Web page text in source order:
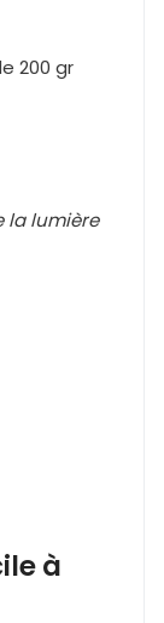
200 gr
la lumière
à